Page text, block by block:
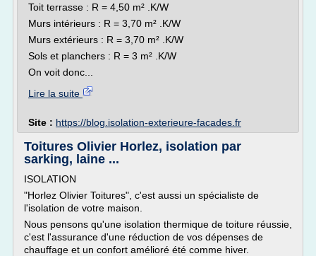
Toit terrasse : R = 4,50 m² .K/W
Murs intérieurs : R = 3,70 m² .K/W
Murs extérieurs : R = 3,70 m² .K/W
Sols et planchers : R = 3 m² .K/W
On voit donc...
Lire la suite
Site : https://blog.isolation-exterieure-facades.fr
Toitures Olivier Horlez, isolation par
sarking, laine ...
ISOLATION
"Horlez Olivier Toitures", c'est aussi un spécialiste de
l'isolation de votre maison.
Nous pensons qu'une isolation thermique de toiture réussie,
c'est l'assurance d'une réduction de vos dépenses de
chauffage et un confort amélioré été comme hiver.